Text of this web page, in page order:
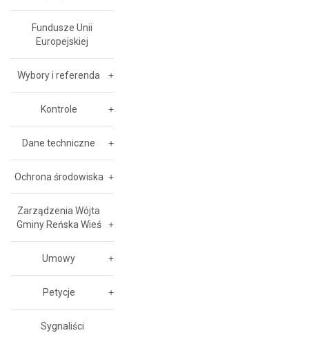
Fundusze Unii
Europejskiej
Wybory i referenda
Kontrole
Dane techniczne
Ochrona środowiska
Zarządzenia Wójta
Gminy Reńska Wieś
Umowy
Petycje
Sygnaliści